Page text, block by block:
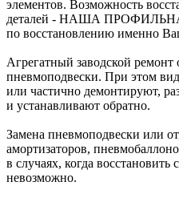
элементов. Возможность
деталей - НАША
по восстановлению именно
Агрегатный заводской ремонт
пневмоподвески. При этом
или частично демонтируют,
и устанавливают обратно.
Замена пневмоподвески или
амортизаторов,
в случаях, когда восстановить
невозможно.